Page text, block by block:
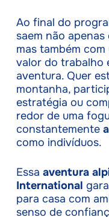
Ao final do
saem não apenas
mas também
valor do trabalho
aventura. Quer
montanha,
estratégia ou
redor de uma
constantemente
como indivíduos.
Essa aventura
International
para casa com
senso de